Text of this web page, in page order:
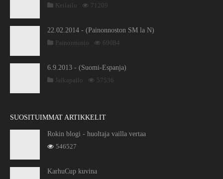
Keilailu
71209
22.02.2014 - (Painonnoston SM la N)
Painonnosto
69084
6.9.2013 - (Suomi-Espanja)
Jalkapallo
57536
SUOSITUIMMAT ARTIKKELIT
Rokin blogi - huoltaja vailla vertaa
546527
KarhuCup kuvina